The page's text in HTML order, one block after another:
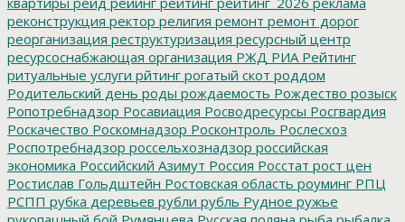
реконструкция ректор религия ремонт ремонт дорог
реорганизация реструктуризация ресурсный центр
ресурсоснабжающая организация РЖД РИА Рейтинг
ритуальные услуги рйтинг рогатый скот роддом
Родительский день роды рождаемость Рождество розыск
Ропотребнадзор Росавиация Росводресурсы Росгвардия
Роскачество Роскомнадзор Росконтроль Рослесхоз
Роспотребнадзор россельхознадзор российская
экономика Российский Азимут Россия Росстат рост цен
Ростислав Гольдштейн Ростовская область роуминг РПЦ
РСПП рубка деревьев рубли рубль Рудное ружье